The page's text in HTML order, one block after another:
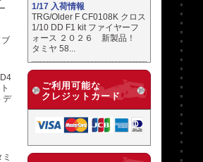
デ
1/17 入荷情報
TRG/Older F CF0108K クロス
1/10 DD F1 kit ファイヤーフ
ォース ２０２６ 新製品！
タミヤ 58...
ご利用可能な
クレジットカード